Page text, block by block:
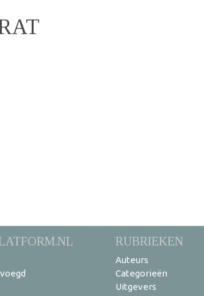
RUBRIEKEN
Auteurs
Categorieën
Uitgevers